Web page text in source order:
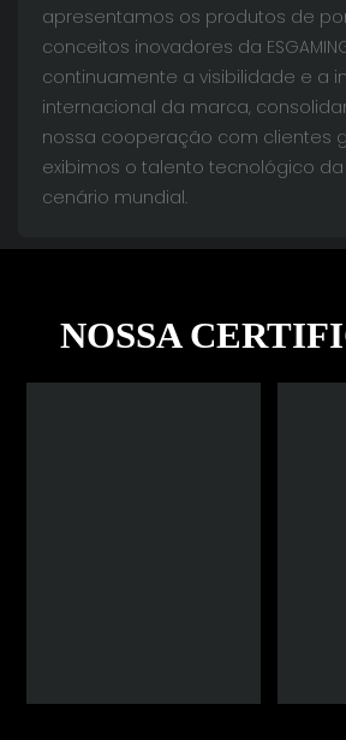
apresentamos os produtos de
conceitos inovadores da
continuamente a visibilidade e a
internacional da marca,
nossa cooperação com clientes
exibimos o talento tecnológico da
cenário mundial.
NOSSA